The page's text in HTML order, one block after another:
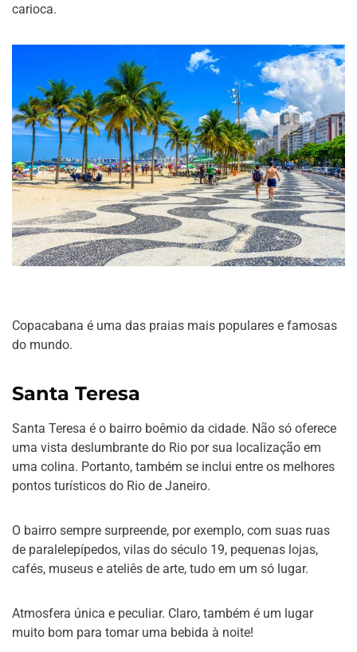
carioca.
Copacabana é uma das praias mais populares e famosas
do mundo.
Santa Teresa
Santa Teresa é o bairro boêmio da cidade. Não só oferece
uma vista deslumbrante do Rio por sua localização em
uma colina. Portanto, também se inclui entre os melhores
pontos turísticos do Rio de Janeiro.
O bairro sempre surpreende, por exemplo, com suas ruas
de paralelepípedos, vilas do século 19, pequenas lojas,
cafés, museus e ateliês de arte, tudo em um só lugar.
Atmosfera única e peculiar. Claro, também é um lugar
muito bom para tomar uma bebida à noite!